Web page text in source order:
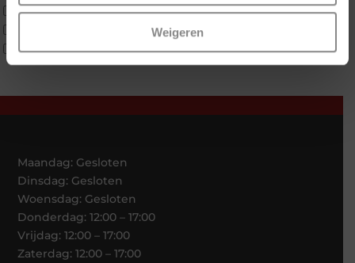
Weigeren
Tweepersoons 1 kern product
Tweepersoons 2 kernen
Webshop Only Collectie
Maandag: Gesloten
Dinsdag: Gesloten
Woensdag: Gesloten
Donderdag: 12:00 – 17:00
Vrijdag: 12:00 – 17:00
Zaterdag: 12:00 – 17:00